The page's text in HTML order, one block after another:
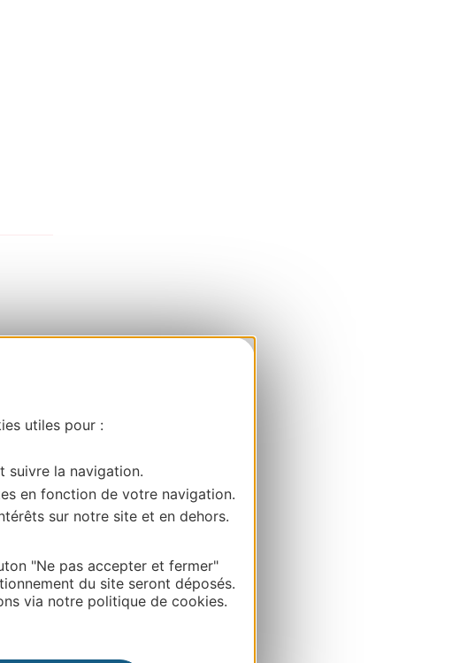
utiles pour :
suivre la navigation.
en fonction de votre navigation.
sur notre site et en dehors.
"Ne pas accepter et fermer"
du site seront déposés.
via notre politique de cookies.